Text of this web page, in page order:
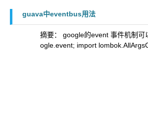
guava中eventbus用法
摘要： ​ google的event 事件机制
ogle.event; import